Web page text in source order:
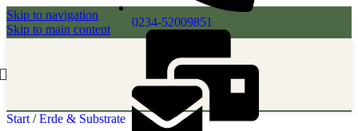
Skip to navigation
Skip to main content
0234-52009851
Start / Erde & Substrate